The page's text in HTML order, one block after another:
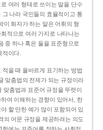
여러 형태로 쓰이는 말을 단수
나라 국민들의 효율적이고 통
이 화자가 하는 말은 어휘의 형
적으로 여러 가지로 나타나는
중 하나 혹은 둘을 표준형으로
적이다.
을 때 올바르게 표기하는 방법
맞춤법의 전제가 되는 규정이라
맞춤법과 표준어 규정을 뚜렷이
여 이해하는 경향이 있어서, 한
할 만한 예가 많이 포함되어 있
의 어문 규정을 제공하려는 의도